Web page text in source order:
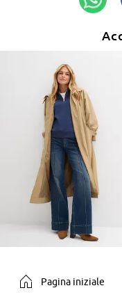
Pagina iniziale